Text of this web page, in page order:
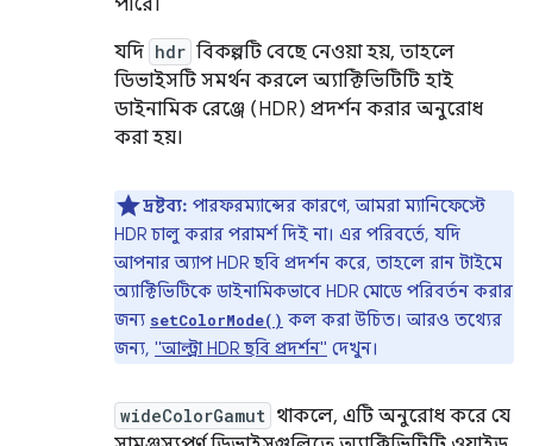
পারে।
যদি hdr বিকল্পটি বেছে নেওয়া হয়, তাহলে
ডিভাইসটি সমর্থন করলে অ্যাক্টিভিটিটি হাই
ডাইনামিক রেঞ্জে (HDR) প্রদর্শন করার অনুরোধ
করা হয়।
দ্রষ্টব্য: পারফরম্যান্সের কারণে, আমরা ম্যানিফেস্টে
HDR চালু করার পরামর্শ দিই না। এর পরিবর্তে, যদি
আপনার অ্যাপ HDR ছবি প্রদর্শন করে, তাহলে রান টাইমে
অ্যাক্টিভিটিকে ডাইনামিকভাবে HDR মোডে পরিবর্তন করার
জন্য setColorMode() কল করা উচিত। আরও তথ্যের
জন্য, "আল্ট্রা HDR ছবি প্রদর্শন" দেখুন।
wideColorGamut থাকলে, এটি অনুরোধ করে যে